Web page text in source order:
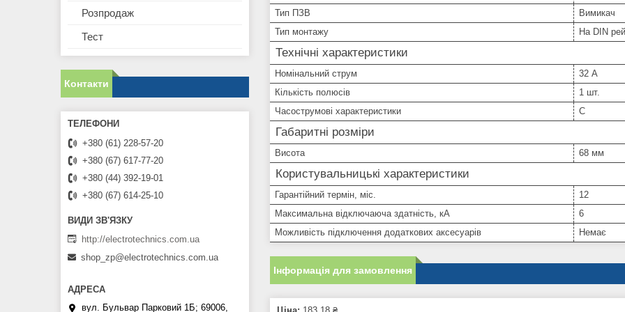
Тип ПЗВ
Вимикач
Тип монтажу
На DIN
Технічні характеристики
Номінальний струм
32 А
Кількість полюсів
1 шт.
Часострумові характеристики
C
Габаритні розміри
Висота 68 мм
Користувальницькі характеристики
Гарантійний термін, міс.
12
Максимальна відключаюча здатність, кА
6
Можливість підключення додаткових аксесуарів
Немає
Інформація для замовлення
Розпродаж
Тест
Контакти
+380 (61) 228-57-20
+380 (67) 617-77-20
+380 (44) 392-19-01
+380 (67) 614-25-10
http://electrotechnics.com.ua
shop_zp@electrotechnics.com.ua
вул. Бульвар Парковий 1Б; 69006,